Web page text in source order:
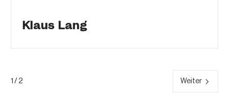
Klaus Lang
1 / 2 Weiter